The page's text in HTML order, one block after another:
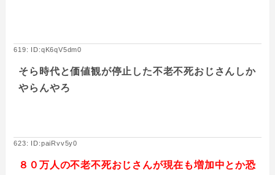
619: ID:qK6qV5dm0
そら時代と価値観が停止した不老不死おじさんしか
やらんやろ
623: ID:paiRvv5y0
８０万人の不老不死おじさんが現在も増加中とか恐